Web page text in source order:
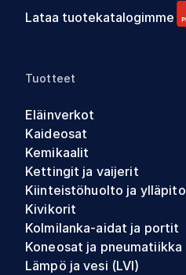
Lataa tuotekatalogimme
Tuotteet
Eläinverkot
Kaideosat
Kemikaalit
Kettingit ja vaijerit
Kiinteistöhuolto ja ylläpito
Kivikorit
Kolmilanka-aidat ja portit
Koneosat ja pneumatiikka
Lämpö ja vesi (LVI)